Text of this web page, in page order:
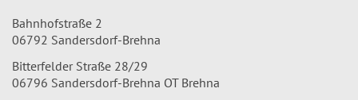
Bahnhofstraße 2
06792 Sandersdorf-Brehna
Bitterfelder Straße 28/29
06796 Sandersdorf-Brehna OT Brehna